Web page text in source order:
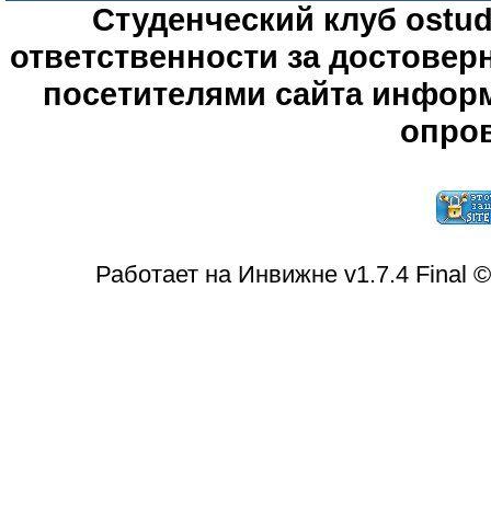
Студенческий клуб
ответственности за
посетителями сайта
Работает на Инвижне v1.7.4 Final